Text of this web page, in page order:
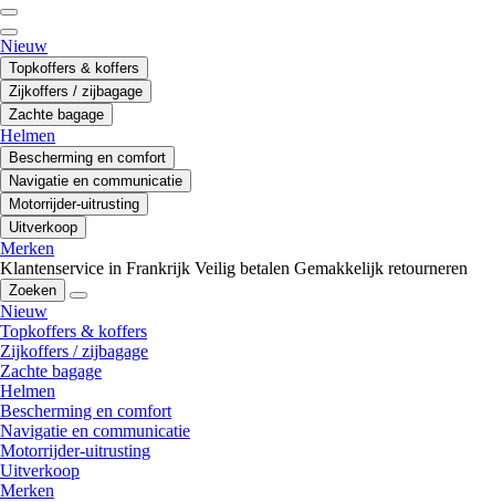
Nieuw
Topkoffers & koffers
Zijkoffers / zijbagage
Zachte bagage
Helmen
Bescherming en comfort
Navigatie en communicatie
Motorrijder-uitrusting
Uitverkoop
Merken
Klantenservice in Frankrijk Veilig betalen Gemakkelijk retourneren
Zoeken
Nieuw
Topkoffers & koffers
Zijkoffers / zijbagage
Zachte bagage
Helmen
Bescherming en comfort
Navigatie en communicatie
Motorrijder-uitrusting
Uitverkoop
Merken